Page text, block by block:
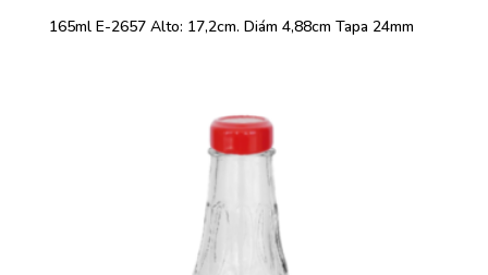
165ml E-2657 Alto: 17,2cm. Diám 4,88cm Tapa 24mm